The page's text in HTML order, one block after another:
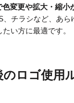
色変更や拡大・縮小
、チラシなど、あら
い方に最適です。
のロゴ使用